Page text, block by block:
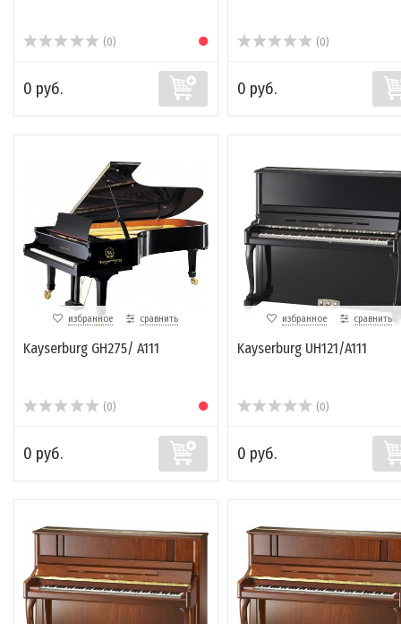
(0)
0 руб.
(0)
0 руб.
избранное сравнить
Kayserburg GH275/ A111
(0)
0 руб.
избранное сравнить
Kayserburg UH121/A111
(0)
0 руб.